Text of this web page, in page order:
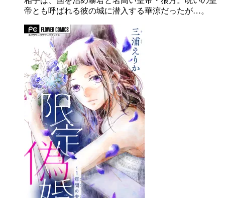
帝とも呼ばれる彼の城に潜入する華涼だったが…。